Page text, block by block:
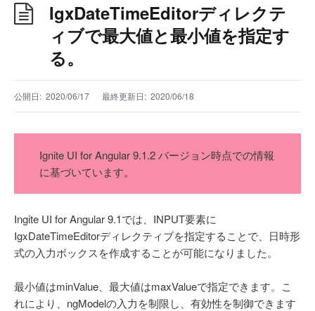
IgxDateTimeEditorディレクテ
ィブで最大値と最小値を指定す
る。
公開日: 2020/06/17 最終更新日: 2020/06/18
Ignite UI for Angular 9.1.2 バージョン時点での情報
に基づいています。
Ingite UI for Angular 9.1では、INPUT要素に
IgxDateTimeEditorディレクティブを指定することで、日時形
式の入力ボックスを作成することが可能になりました。
最小値はminValue、最大値はmaxValueで指定できます。こ
れにより、ngModelの入力を制限し、有効性を制御できます